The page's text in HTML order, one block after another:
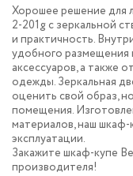
Хорошее решение для
2-201g с зеркальной
и практичность.
удобного
аксессуаров, а также
одежды. Зеркальная
оценить свой образ,
помещения.
материалов, наш шкаф-
эксплуатации.
Закажите шкаф-купе
производителя!